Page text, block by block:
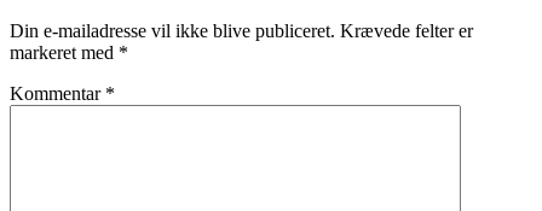
Din e-mailadresse vil ikke blive publiceret. Krævede felter er
markeret med *
Kommentar *